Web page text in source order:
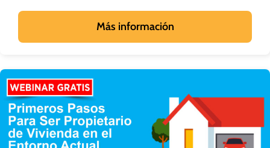
Más información